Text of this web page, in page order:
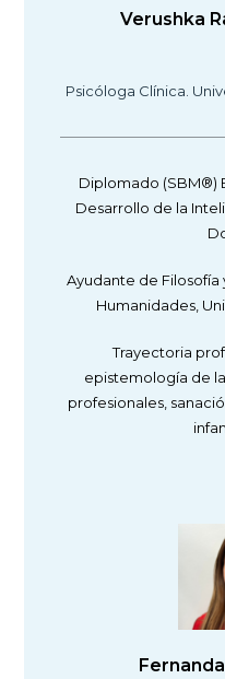
Verushka
Psicóloga Clínica.
Diplomado (SBM®)
Desarrollo de la
Ayudante de
Humanidades,
Trayectoria
epistemología de
profesionales,